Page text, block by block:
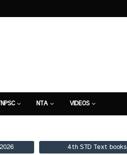
NTA VIDEOS
4th STD Text books